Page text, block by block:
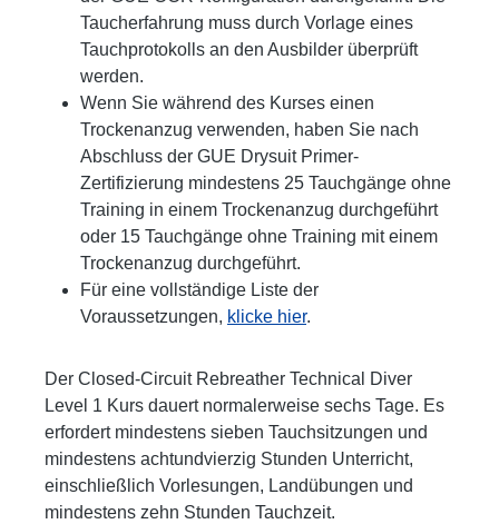
Taucherfahrung muss durch Vorlage eines
Tauchprotokolls an den Ausbilder überprüft
werden.
Wenn Sie während des Kurses einen
Trockenanzug verwenden, haben Sie nach
Abschluss der GUE Drysuit Primer-
Zertifizierung mindestens 25 Tauchgänge ohne
Training in einem Trockenanzug durchgeführt
oder 15 Tauchgänge ohne Training mit einem
Trockenanzug durchgeführt.
Für eine vollständige Liste der
Voraussetzungen, klicke hier.
Der Closed-Circuit Rebreather Technical Diver
Level 1 Kurs dauert normalerweise sechs Tage. Es
erfordert mindestens sieben Tauchsitzungen und
mindestens achtundvierzig Stunden Unterricht,
einschließlich Vorlesungen, Landübungen und
mindestens zehn Stunden Tauchzeit.